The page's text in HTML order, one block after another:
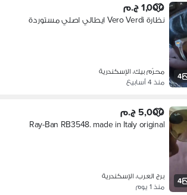
4
1,000 ج.م
نظارة Vero Verdi ايطالي اصلي مستوردة
محرّم بيك، الإسكندرية
منذ 4 أسابيع
4
5,000 ج.م
Ray-Ban RB3548. made in Italy original
برج العرب، الإسكندرية
منذ 1 يوم